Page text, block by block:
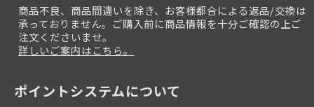
商品不良、商品間違いを除き、お客様都合による返品/交換は
承っておりません。ご購入前に商品情報を十分ご確認の上ご
注文くださいませ。
詳しいご案内はこちら。
ポイントシステムについて